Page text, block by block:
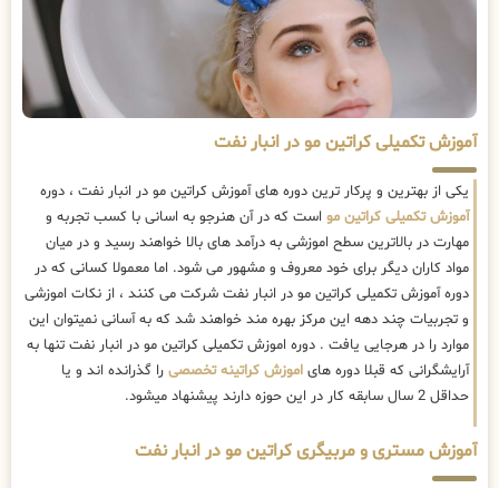
آموزش تکمیلی کراتین مو در انبار نفت
یکی از بهترین و پرکار ترین دوره های آموزش کراتین مو در انبار نفت ، دوره
آموزش تکمیلی کراتین مو است که در آن هنرجو به اسانی با کسب تجربه و
مهارت در بالاترین سطح اموزشی به درآمد های بالا خواهند رسید و در میان
مواد کاران دیگر برای خود معروف و مشهور می شود. اما معمولا کسانی که در
دوره آموزش تکمیلی کراتین مو در انبار نفت شرکت می کنند ، از نکات اموزشی
و تجربیات چند دهه این مرکز بهره مند خواهند شد که به آسانی نمیتوان این
موارد را در هرجایی یافت . دوره اموزش تکمیلی کراتین مو در انبار نفت تنها به
آرایشگرانی که قبلا دوره های اموزش کراتینه تخصصی را گذرانده اند و یا
حداقل 2 سال سابقه کار در این حوزه دارند پیشنهاد میشود.
آموزش مستری و مربیگری کراتین مو در انبار نفت